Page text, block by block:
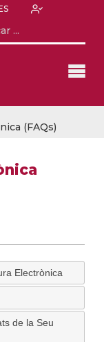
(FAQs)
Electrònica
de la Seu